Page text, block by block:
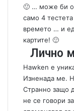
🙂 … може би
само 4
времето … и
картите! 🙂
Лично
Hawken е
Изненада ме.
Странно защо
не се говори